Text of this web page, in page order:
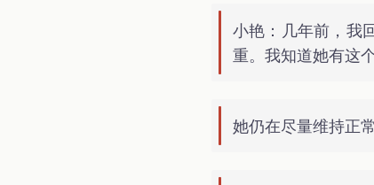
小艳：几年前，我
重。我知道她有这
她仍在尽量维持正